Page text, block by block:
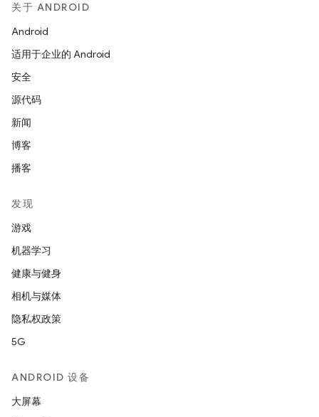
关于 ANDROID
Android
适用于企业的 Android
安全
源代码
新闻
博客
播客
发现
游戏
机器学习
健康与健身
相机与媒体
隐私权政策
5G
ANDROID 设备
大屏幕